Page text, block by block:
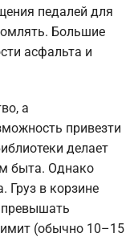
педалей для
Большие
асфальта и
а
привезти
делает
быта. Однако
Груз в корзине
(обычно 10–15